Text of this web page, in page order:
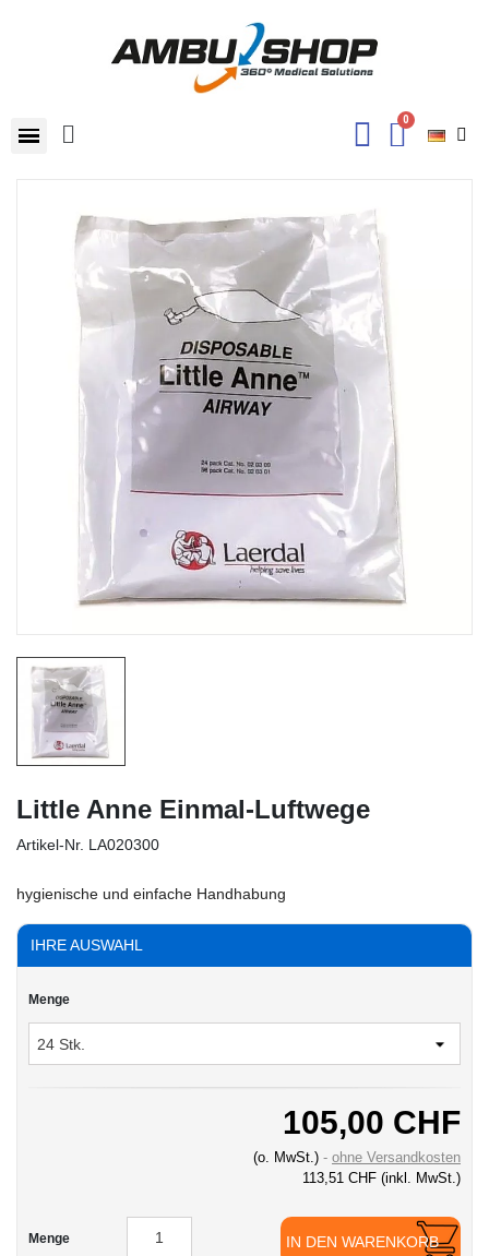
Little Anne Einmal-Luftwege
Artikel-Nr. LA020300
hygienische und einfache Handhabung
IHRE AUSWAHL
Menge
105,00 CHF
(o. MwSt.)
ohne Versandkosten
113,51 CHF (inkl. MwSt.)
Menge IN DEN WARENKORB